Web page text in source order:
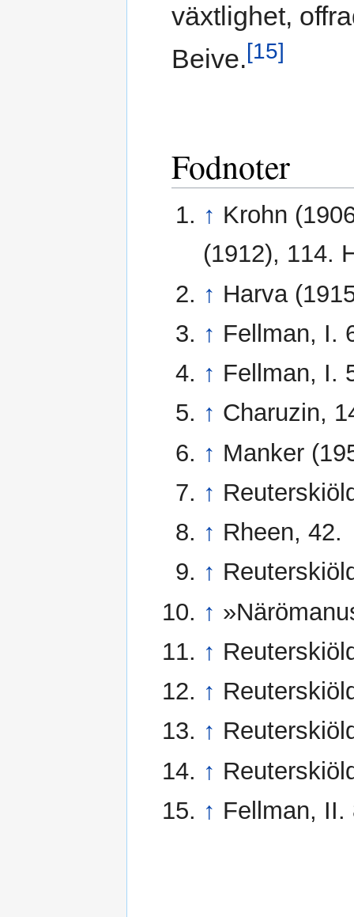
växtlighet,
Beive.[15]
Fodnoter
↑ Krohn
(1912), 114.
↑ Harva
↑ Fellman, I.
↑ Fellman, I.
↑ Charuzin,
↑ Manker
↑
↑ Rheen, 42.
↑
↑
↑
↑
↑
↑
↑ Fellman, II.